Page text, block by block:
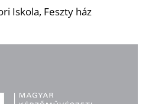
Iskola, Feszty ház